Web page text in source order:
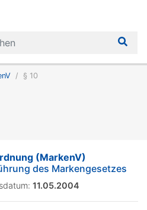
§ 10
(MarkenV)
des Markengesetzes
11.05.2004